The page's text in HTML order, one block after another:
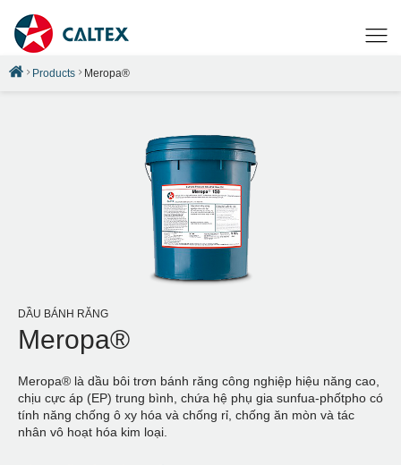
Products Meropa®
DẦU BÁNH RĂNG
Meropa®
Meropa® là dầu bôi trơn bánh răng công nghiệp hiệu năng cao,
chịu cực áp (EP) trung bình, chứa hệ phụ gia sunfua-phốtpho có
tính năng chống ô xy hóa và chống rỉ, chống ăn mòn và tác
nhân vô hoạt hóa kim loại.